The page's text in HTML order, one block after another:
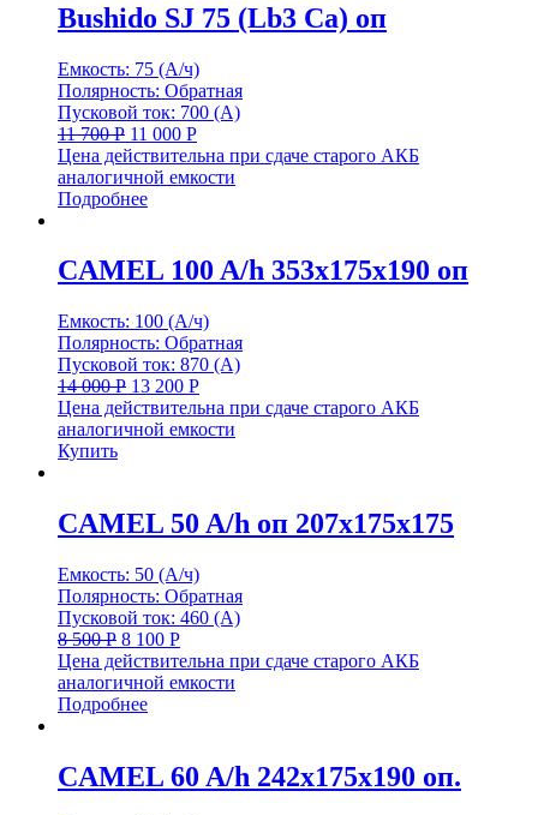
Bushido SJ 75 (Lb3 Ca) оп
Емкость: 75 (А/ч)
Полярность: Обратная
Пусковой ток: 700 (А)
11 700Р 11 000 Р
Цена действительна при сдаче старого АКБ
аналогичной емкости
Подробнее
CAMEL 100 A/h 353x175x190 оп
Емкость: 100 (А/ч)
Полярность: Обратная
Пусковой ток: 870 (А)
14 000Р 13 200 Р
Цена действительна при сдаче старого АКБ
аналогичной емкости
Купить
CAMEL 50 A/h оп 207х175х175
Емкость: 50 (А/ч)
Полярность: Обратная
Пусковой ток: 460 (А)
8 500Р 8 100 Р
Цена действительна при сдаче старого АКБ
аналогичной емкости
Подробнее
CAMEL 60 A/h 242x175x190 оп.